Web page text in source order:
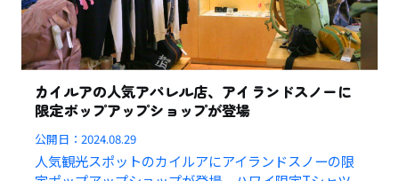
カイルアの人気アパレル店、アイランドスノーに
限定ポップアップショップが登場
公開日：2024.08.29
人気観光スポットのカイルアにアイランドスノーの限